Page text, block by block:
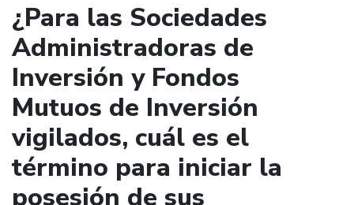
¿Para las Sociedades
Administradoras de
Inversión y Fondos
Mutuos de Inversión
vigilados, cuál es el
término para iniciar la
posesión de sus